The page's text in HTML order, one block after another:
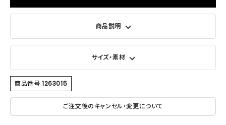
商品説明
サイズ・素材
商品番号 1263015
ご注文後のキャンセル・変更について